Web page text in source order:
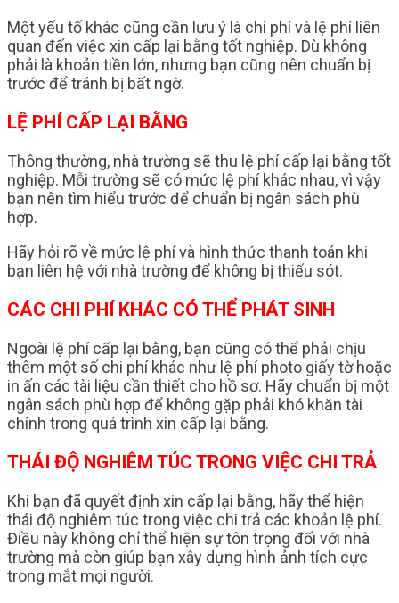
Một yếu tố khác cũng cần lưu ý là chi phí và lệ phí liên
quan đến việc xin cấp lại bằng tốt nghiệp. Dù không
phải là khoản tiền lớn, nhưng bạn cũng nên chuẩn bị
trước để tránh bị bất ngờ.
LỆ PHÍ CẤP LẠI BẰNG
Thông thường, nhà trường sẽ thu lệ phí cấp lại bằng tốt
nghiệp. Mỗi trường sẽ có mức lệ phí khác nhau, vì vậy
bạn nên tìm hiểu trước để chuẩn bị ngân sách phù
hợp.
Hãy hỏi rõ về mức lệ phí và hình thức thanh toán khi
bạn liên hệ với nhà trường để không bị thiếu sót.
CÁC CHI PHÍ KHÁC CÓ THỂ PHÁT SINH
Ngoài lệ phí cấp lại bằng, bạn cũng có thể phải chịu
thêm một số chi phí khác như lệ phí photo giấy tờ hoặc
in ấn các tài liệu cần thiết cho hồ sơ. Hãy chuẩn bị một
ngân sách phù hợp để không gặp phải khó khăn tài
chính trong quá trình xin cấp lại bằng.
THÁI ĐỘ NGHIÊM TÚC TRONG VIỆC CHI TRẢ
Khi bạn đã quyết định xin cấp lại bằng, hãy thể hiện
thái độ nghiêm túc trong việc chi trả các khoản lệ phí.
Điều này không chỉ thể hiện sự tôn trọng đối với nhà
trường mà còn giúp bạn xây dựng hình ảnh tích cực
trong mắt mọi người.